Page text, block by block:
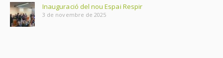
Inauguració del nou Espai Respir
3 de novembre de 2025